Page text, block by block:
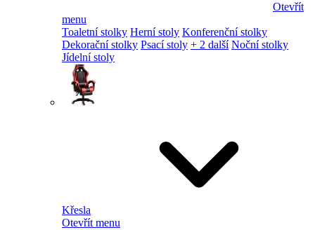
Otevřít
menu
Toaletní stolky Herní stoly Konferenční stolky
Dekorační stolky Psací stoly + 2 další Noční stolky
Jídelní stoly
Křesla
Otevřít menu